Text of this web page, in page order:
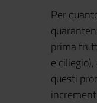
Per
prima
e
questi